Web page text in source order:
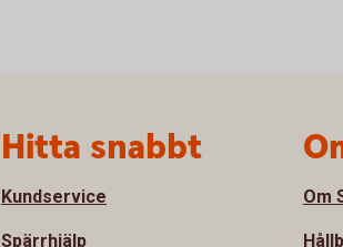
Hitta snabbt
Kundservice
Spärrhjälp
Om